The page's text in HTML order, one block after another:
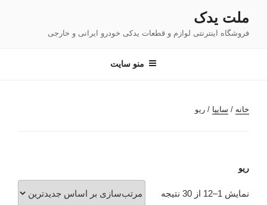
محتوا
ملت یدک
فروشگاه اینترنتی لوازم و قطعات یدکی خودرو ایرانی و خارجی
منو سایت
خانه / سایپا / ریو
ریو
نمایش 1–12 از 30 نتیجه
مرتب‌سازی